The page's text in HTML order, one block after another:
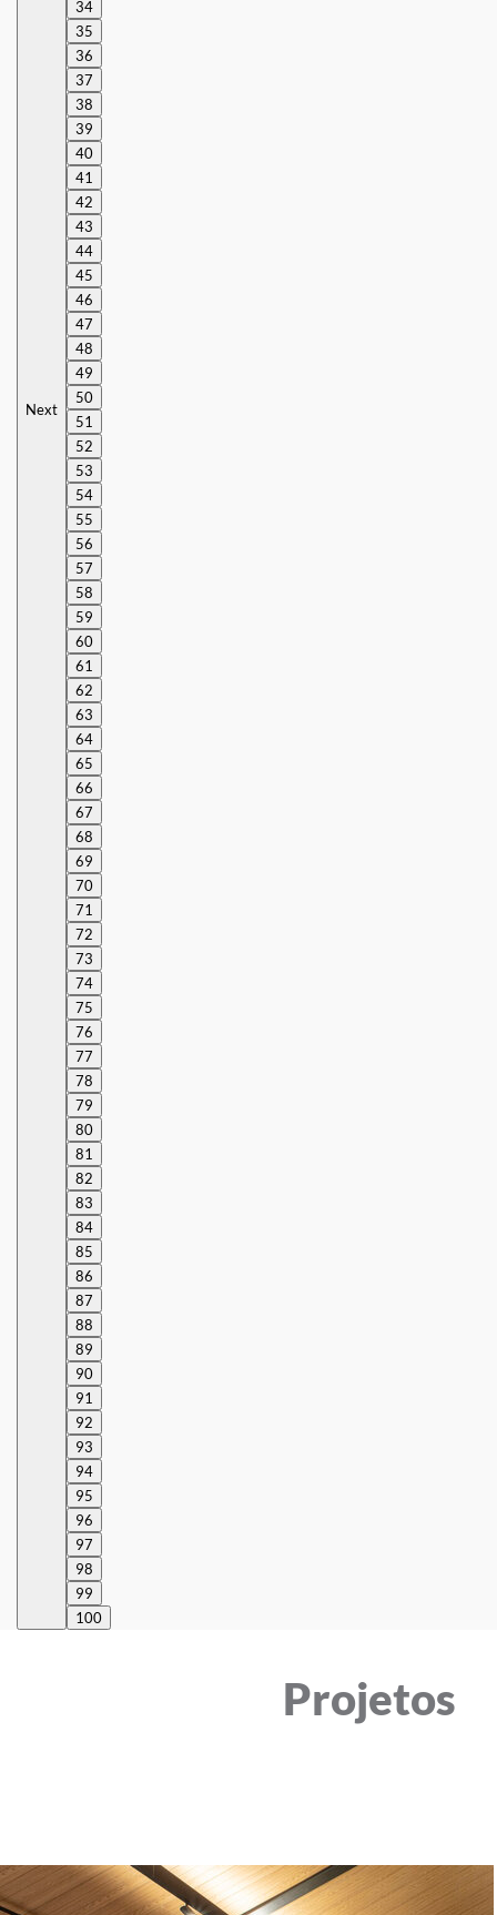
Next
34
35
36
37
38
39
40
41
42
43
44
45
46
47
48
49
50
51
52
53
54
55
56
57
58
59
60
61
62
63
64
65
66
67
68
69
70
71
72
73
74
75
76
77
78
79
80
81
82
83
84
85
86
87
88
89
90
91
92
93
94
95
96
97
98
99
100
Projetos